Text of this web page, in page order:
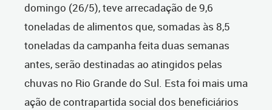
domingo (26/5), teve arrecadação de 9,6
toneladas de alimentos que, somadas às 8,5
toneladas da campanha feita duas semanas
antes, serão destinadas ao atingidos pelas
chuvas no Rio Grande do Sul. Esta foi mais uma
ação de contrapartida social dos beneficiários